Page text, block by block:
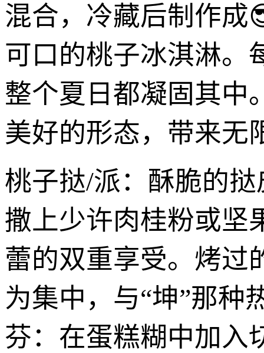
混合，冷藏后制作成
可口的桃子冰淇淋。
整个夏日都凝固其中
美好的形态，带来无
桃子挞/派：酥脆的
撒上少许肉桂粉或坚
蕾的双重享受。烤过
为集中，与“坤”那种
芬：在蛋糕糊中加入